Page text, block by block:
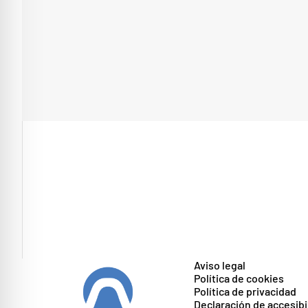
Aviso legal
Política de cookies
Política de privacidad
Declaración de